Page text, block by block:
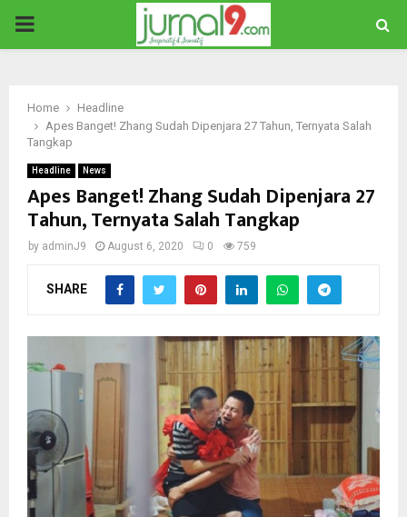
PRIMARY
Home
Headline
Apes Banget! Zhang Sudah Dipenjara 27 Tahun, Ternyata Salah
Tangkap
Headline News
Apes Banget! Zhang Sudah Dipenjara 27
Tahun, Ternyata Salah Tangkap
by adminJ9 August 6, 2020 0 759
SHARE